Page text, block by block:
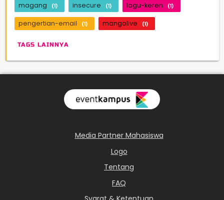
magang (1) insecure (1) lagu-keren (1)
pengertian-email (1) mangolive (1)
TAGS LAINNYA
Media Partner Mahasiswa
Logo
Tentang
FAQ